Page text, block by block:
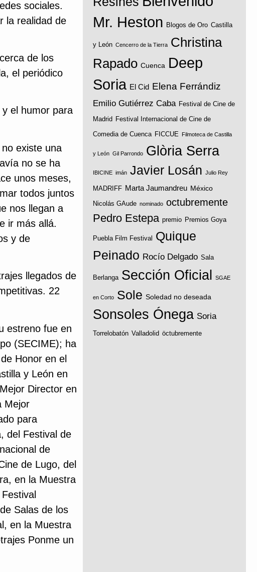
sociales.
la realidad de
de los
el periódico
el humor para
existe una
no se ha
unos meses,
todos juntos
nos llegan a
ir más allá.
y de
llegados de
22
estreno fue en
(SECIME); ha
Honor en el
y León en
Director en
Mejor
para
del Festival de
de
de Lugo, del
en la Muestra
Salas de los
en la Muestra
Ponme un
Mr. Heston
Blogos de Oro Castilla
y León Cencerro de la Tierra Christina
Rapado Cuenca Deep
Soria El Cid Elena Ferrándiz
Emilio Gutiérrez Caba Festival de Cine de
Madrid Festival Internacional de Cine de
Comedia de Cuenca FICCUE Filmoteca de Castilla
y León Gil Parrondo Glòria Serra
IBICINE imán Javier Losán Julio Rey
MADRIFF Marta Jaumandreu México
Nicolás GAude nominado octubremente
Pedro Estepa premio Premios Goya
Puebla Film Festival
Quique
Peinado Rocío Delgado Sala
Berlanga Sección Oficial SGAE
en Corto Sole Soledad no deseada
Sonsoles Ónega Soria
Torrelobatón Valladolid öctubremente